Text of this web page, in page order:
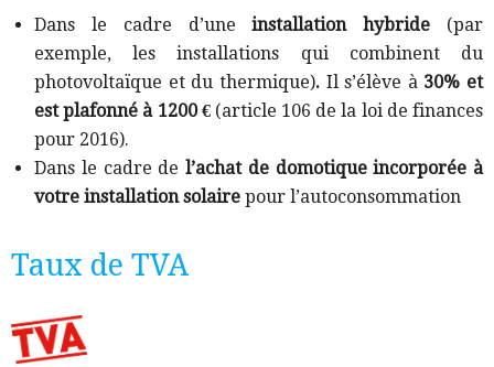
Dans le cadre d’uneinstallation hybride (par
exemple, les installations qui combinent du
photovoltaïque et du thermique).Il s’élève à 30% et
est plafonné à 1200 €(article 106 de la loi de finances
pour 2016).
Dans le cadre de l’achat de domotique incorporée à
votre installation solaire pour l’autoconsommation
Taux de TVA